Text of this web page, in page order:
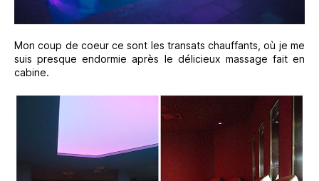
Mon coup de coeur ce sont les transats chauffants, où je me
suis presque endormie après le délicieux massage fait en
cabine.